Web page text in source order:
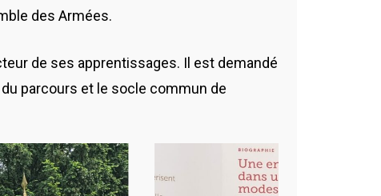
des Armées.
de ses apprentissages. Il est demandé
parcours et le socle commun de